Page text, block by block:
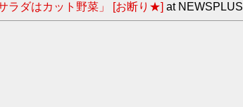
ラダはカット野菜」 [お断り★] at NEWSPLUS